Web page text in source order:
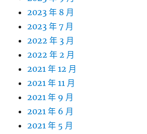
2023 年 8 月
2023 年 7 月
2022 年 3 月
2022 年 2 月
2021 年 12 月
2021 年 11 月
2021 年 9 月
2021 年 6 月
2021 年 5 月